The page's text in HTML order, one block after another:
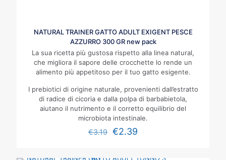
NATURAL TRAINER GATTO ADULT EXIGENT PESCE
AZZURRO 300 GR new pack
La sua ricetta più gustosa rispetto alla linea natural,
che migliora il sapore delle crocchette lo rende un
alimento più appetitoso per il tuo gatto esigente.
I prebiotici di origine naturale, provenienti dall’estratto
di radice di cicoria e dalla polpa di barbabietola,
aiutano il nutrimento e il corretto equilibrio del
microbiota intestinale.
€3.19 €2.39